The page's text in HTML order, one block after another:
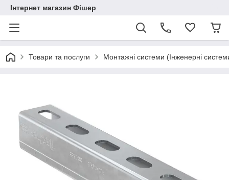
Інтернет магазин Фішер
Товари та послуги Монтажні системи (Інженерні